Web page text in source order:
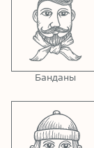
Банданы